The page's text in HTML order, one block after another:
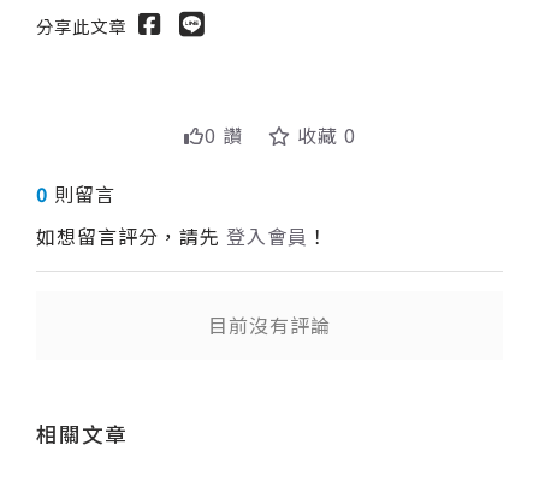
分享此文章
0 讚 收藏 0
0 則留言
如想留言評分，請先 登入會員 ！
目前沒有評論
相關文章